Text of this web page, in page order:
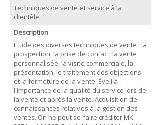
Techniques de vente et service à la
clientèle
Description
Étude des diverses techniques de vente : la
prospection, la prise de contact, la vente
personnalisée, la visite commerciale, la
présentation, le traitement des objections
et la fermeture de la vente. Éveil à
l'importance de la qualité du service lors de
la vente et après la vente. Acquisition de
connaissances relatives à la gestion des
ventes. On ne peut se faire créditer MK